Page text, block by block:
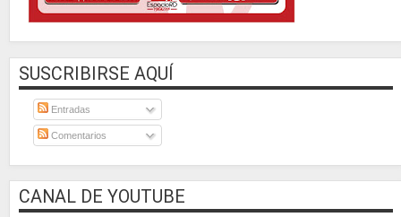
SUSCRIBIRSE AQUÍ
Entradas
Comentarios
CANAL DE YOUTUBE